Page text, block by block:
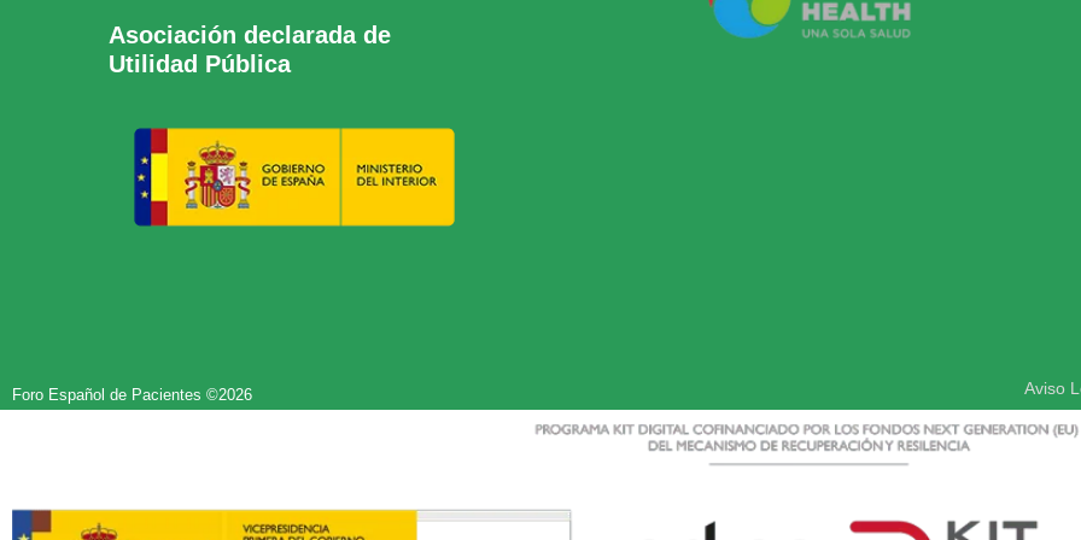
Asociación declarada de
Utilidad Pública
Foro Español de Pacientes ©2026 Aviso